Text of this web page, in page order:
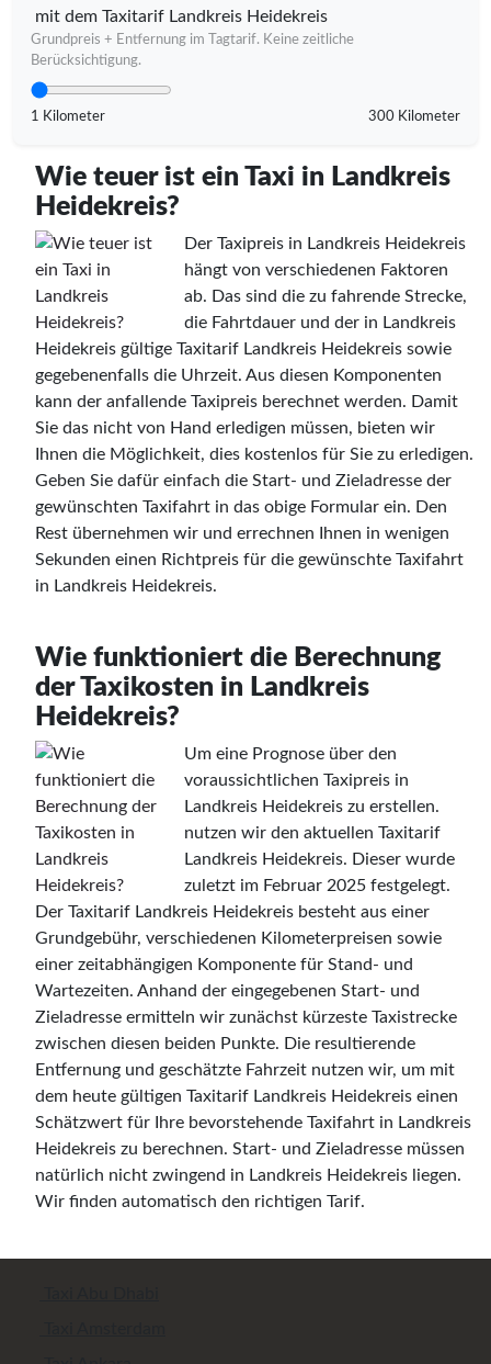
mit dem Taxitarif Landkreis Heidekreis
Grundpreis + Entfernung im Tagtarif. Keine zeitliche
Berücksichtigung.
1 Kilometer 300 Kilometer
Wie teuer ist ein Taxi in Landkreis
Heidekreis?
Der Taxipreis in Landkreis Heidekreis
hängt von verschiedenen Faktoren
ab. Das sind die zu fahrende Strecke,
die Fahrtdauer und der in Landkreis
Heidekreis gültige Taxitarif Landkreis Heidekreis sowie
gegebenenfalls die Uhrzeit. Aus diesen Komponenten
kann der anfallende Taxipreis berechnet werden. Damit
Sie das nicht von Hand erledigen müssen, bieten wir
Ihnen die Möglichkeit, dies kostenlos für Sie zu erledigen.
Geben Sie dafür einfach die Start- und Zieladresse der
gewünschten Taxifahrt in das obige Formular ein. Den
Rest übernehmen wir und errechnen Ihnen in wenigen
Sekunden einen Richtpreis für die gewünschte Taxifahrt
in Landkreis Heidekreis.
Wie funktioniert die Berechnung
der Taxikosten in Landkreis
Heidekreis?
Um eine Prognose über den
voraussichtlichen Taxipreis in
Landkreis Heidekreis zu erstellen.
nutzen wir den aktuellen Taxitarif
Landkreis Heidekreis. Dieser wurde
zuletzt im Februar 2025 festgelegt.
Der Taxitarif Landkreis Heidekreis besteht aus einer
Grundgebühr, verschiedenen Kilometerpreisen sowie
einer zeitabhängigen Komponente für Stand- und
Wartezeiten. Anhand der eingegebenen Start- und
Zieladresse ermitteln wir zunächst kürzeste Taxistrecke
zwischen diesen beiden Punkte. Die resultierende
Entfernung und geschätzte Fahrzeit nutzen wir, um mit
dem heute gültigen Taxitarif Landkreis Heidekreis einen
Schätzwert für Ihre bevorstehende Taxifahrt in Landkreis
Heidekreis zu berechnen. Start- und Zieladresse müssen
natürlich nicht zwingend in Landkreis Heidekreis liegen.
Wir finden automatisch den richtigen Tarif.